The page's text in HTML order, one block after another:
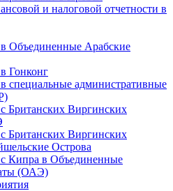
и налоговой отчетности в
Объединенные Арабские
Гонконг
специальные административные
Британских Виргинских
Британских Виргинских
Острова
Кипра в Объединенные
(ОАЭ)